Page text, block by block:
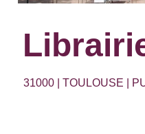
31000 | TOULOUSE |